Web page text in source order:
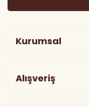
Kurumsal
Alışveriş